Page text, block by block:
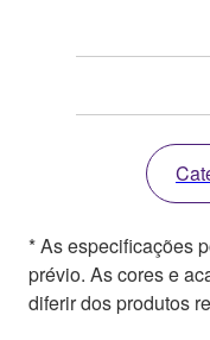
* As especificações
prévio. As cores e
diferir dos produtos